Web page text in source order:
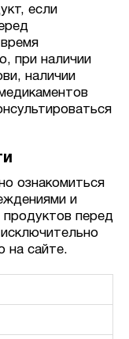
если
при наличии
наличии
ознакомиться
и
продуктов перед
на сайте.